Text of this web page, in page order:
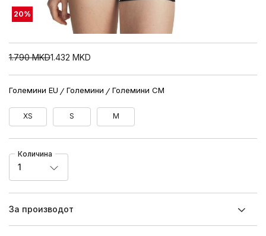
20%
1.790 MKD1.432 MKD
Големини EU Големини Големини CM
XS S M
Количина
1
За производот